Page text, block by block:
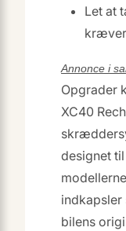
Let at
Annonce i
Opgrader
XC40
designet
indkapsler
bilens